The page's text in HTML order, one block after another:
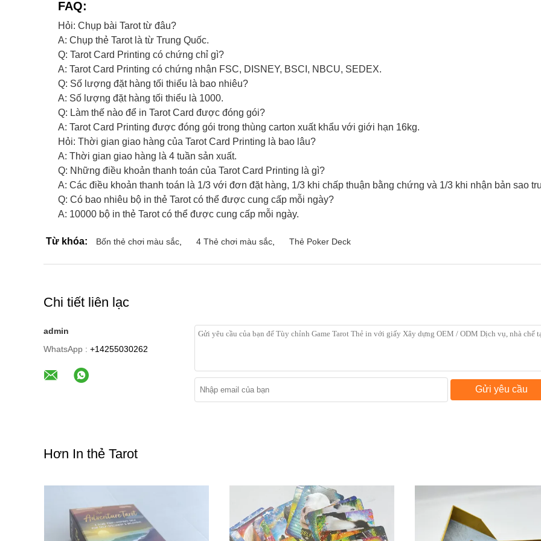
FAQ:
Hỏi: Chụp bài Tarot từ đâu?
A: Chụp thẻ Tarot là từ Trung Quốc.
Q: Tarot Card Printing có chứng chỉ gì?
A: Tarot Card Printing có chứng nhận FSC, DISNEY, BSCI, NBCU, SEDEX.
Q: Số lượng đặt hàng tối thiểu là bao nhiêu?
A: Số lượng đặt hàng tối thiểu là 1000.
Q: Làm thế nào để in Tarot Card được đóng gói?
A: Tarot Card Printing được đóng gói trong thùng carton xuất khẩu với giới hạn 16kg.
Hỏi: Thời gian giao hàng của Tarot Card Printing là bao lâu?
A: Thời gian giao hàng là 4 tuần sản xuất.
Q: Những điều khoản thanh toán của Tarot Card Printing là gì?
A: Các điều khoản thanh toán là 1/3 với đơn đặt hàng, 1/3 khi chấp thuận bằng chứng và 1/3 khi nhận bản sao
Q: Có bao nhiêu bộ in thẻ Tarot có thể được cung cấp mỗi ngày?
A: 10000 bộ in thẻ Tarot có thể được cung cấp mỗi ngày.
Từ khóa: Bốn thẻ chơi màu sắc 4 Thẻ chơi màu sắc Thẻ Poker Deck
Chi tiết liên lạc
admin
WhatsApp : +14255030262
Gửi yêu cầu
Hơn In thẻ Tarot